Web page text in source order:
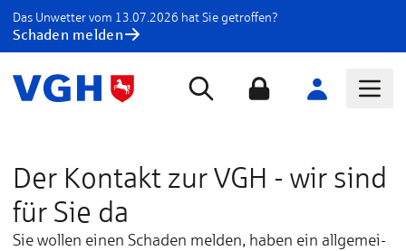
Das Unwetter vom 13.07.2026 hat Sie getroffen?
Schaden melden
Der Kontakt zur VGH - wir sind
für Sie da
Sie wol­len ei­nen Scha­den mel­den, ha­ben ein all­ge­mei­